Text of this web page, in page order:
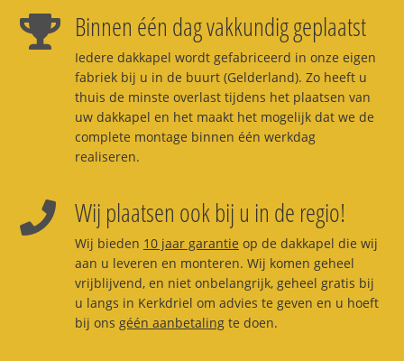
Binnen één dag vakkundig geplaatst
Iedere dakkapel wordt gefabriceerd in onze eigen
fabriek bij u in de buurt (Gelderland). Zo heeft u
thuis de minste overlast tijdens het plaatsen van
uw dakkapel en het maakt het mogelijk dat we de
complete montage binnen één werkdag
realiseren.
Wij plaatsen ook bij u in de regio!
Wij bieden 10 jaar garantie op de dakkapel die wij
aan u leveren en monteren. Wij komen geheel
vrijblijvend, en niet onbelangrijk, geheel gratis bij
u langs in Kerkdriel om advies te geven en u hoeft
bij ons géén aanbetalingte doen.